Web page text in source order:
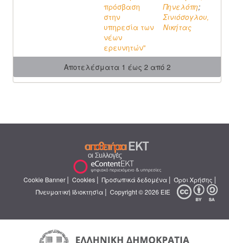
πρόσβαση
στην
υπηρεσία των
νέων
ερευνητών"
Πηνελόπη;
Σινιόσογλου,
Νικήτας
Αποτελέσματα 1 έως 2 από 2
Cookie Banner | Cookies | Προσωπικά δεδομένα | Όροι Χρήσης |
Πνευματική Ιδιοκτησία | Copyright © 2026 ΕΙΕ